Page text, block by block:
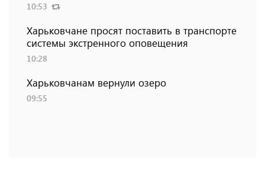
10:53
Харьковчане просят поставить в транспорте
системы экстренного оповещения
10:28
Харьковчанам вернули озеро
09:55